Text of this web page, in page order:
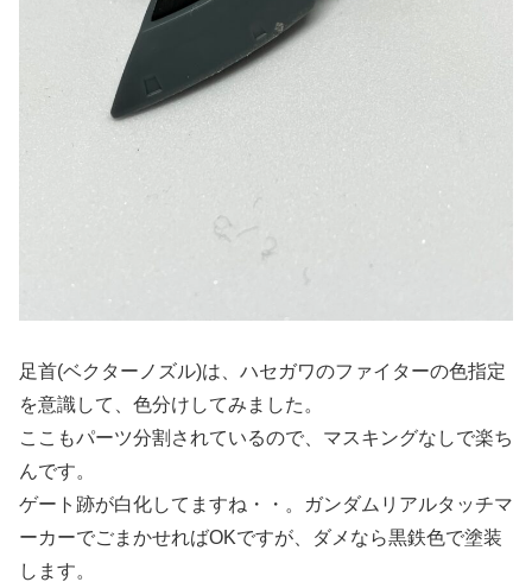
足首(ベクターノズル)は、ハセガワのファイターの色指定
を意識して、色分けしてみました。
ここもパーツ分割されているので、マスキングなしで楽ち
んです。
ゲート跡が白化してますね・・。ガンダムリアルタッチマ
ーカーでごまかせればOKですが、ダメなら黒鉄色で塗装
します。